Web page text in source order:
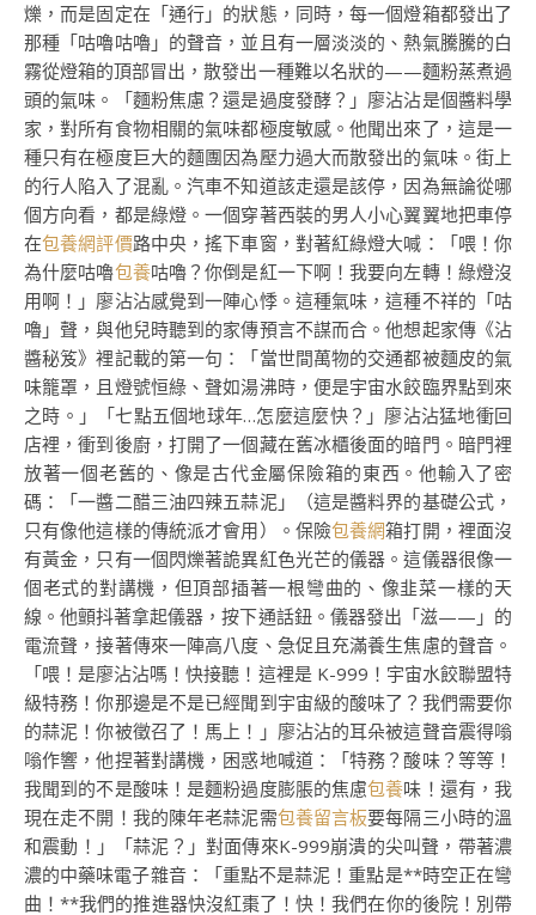
爍，而是固定在「通行」的狀態，同時，每一個燈箱都發出了
那種「咕嚕咕嚕」的聲音，並且有一層淡淡的、熱氣騰騰的白
霧從燈箱的頂部冒出，散發出一種難以名狀的——麵粉蒸煮過
頭的氣味。「麵粉焦慮？還是過度發酵？」廖沾沾是個醬料學
家，對所有食物相關的氣味都極度敏感。他聞出來了，這是一
種只有在極度巨大的麵團因為壓力過大而散發出的氣味。街上
的行人陷入了混亂。汽車不知道該走還是該停，因為無論從哪
個方向看，都是綠燈。一個穿著西裝的男人小心翼翼地把車停
在包養網評價路中央，搖下車窗，對著紅綠燈大喊：「喂！你
為什麼咕嚕包養咕嚕？你倒是紅一下啊！我要向左轉！綠燈沒
用啊！」廖沾沾感覺到一陣心悸。這種氣味，這種不祥的「咕
嚕」聲，與他兒時聽到的家傳預言不謀而合。他想起家傳《沾
醬秘笈》裡記載的第一句：「當世間萬物的交通都被麵皮的氣
味籠罩，且燈號恒綠、聲如湯沸時，便是宇宙水餃臨界點到來
之時。」「七點五個地球年…怎麼這麼快？」廖沾沾猛地衝回
店裡，衝到後廚，打開了一個藏在舊冰櫃後面的暗門。暗門裡
放著一個老舊的、像是古代金屬保險箱的東西。他輸入了密
碼：「一醬二醋三油四辣五蒜泥」（這是醬料界的基礎公式，
只有像他這樣的傳統派才會用）。保險包養網箱打開，裡面沒
有黃金，只有一個閃爍著詭異紅色光芒的儀器。這儀器很像一
個老式的對講機，但頂部插著一根彎曲的、像韭菜一樣的天
線。他顫抖著拿起儀器，按下通話鈕。儀器發出「滋——」的
電流聲，接著傳來一陣高八度、急促且充滿養生焦慮的聲音。
「喂！是廖沾沾嗎！快接聽！這裡是 K-999！宇宙水餃聯盟特
級特務！你那邊是不是已經聞到宇宙級的酸味了？我們需要你
的蒜泥！你被徵召了！馬上！」廖沾沾的耳朵被這聲音震得嗡
嗡作響，他捏著對講機，困惑地喊道：「特務？酸味？等等！
我聞到的不是酸味！是麵粉過度膨脹的焦慮包養味！還有，我
現在走不開！我的陳年老蒜泥需包養留言板要每隔三小時的溫
和震動！」「蒜泥？」對面傳來K-999崩潰的尖叫聲，帶著濃
濃的中藥味電子雜音：「重點不是蒜泥！重點是**時空正在彎
曲！**我們的推進器快沒紅棗了！快！我們在你的後院！別帶